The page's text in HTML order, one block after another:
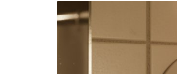
Brumisateur d'air
Coffret de brumisation
Ventilateur brumisateur
Ventilateur / extracteur d'air mobile